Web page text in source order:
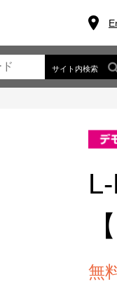
サイト内検索
無